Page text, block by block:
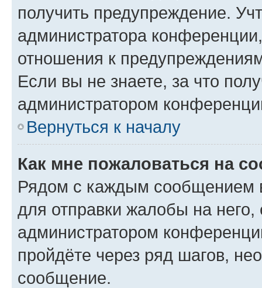
получить предупреждение.
администратора
отношения к
Если вы не знаете, за что
администратором
Вернуться к началу
Как мне пожаловаться на
Рядом с каждым сообщением
для отправки жалобы на
администратором
пройдёте через ряд шагов,
сообщение.